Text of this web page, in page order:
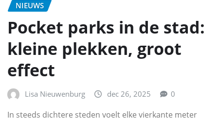
NIEUWS
Pocket parks in de stad:
kleine plekken, groot
effect
Lisa Nieuwenburg dec 26, 2025 0
In steeds dichtere steden voelt elke vierkante meter